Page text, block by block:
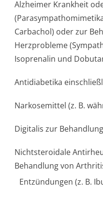
Alzheimer Krankheit
Carbachol) oder zur
Herzprobleme
Isoprenalin und
Antidiabetika
Narkosemittel (z. B.
Digitalis zur
Nichtsteroidale
Behandlung von
Entzündungen (z. B.